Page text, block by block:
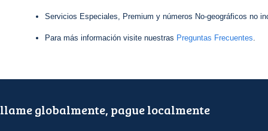
Servicios Especiales, Premium y números No-geográficos no
Para más información visite nuestras Preguntas Frecuentes.
llame globalmente, pague localmente